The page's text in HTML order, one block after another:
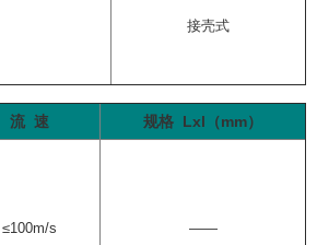
接壳式
流 速 规格 Lxl（mm）
≤100m/s ——